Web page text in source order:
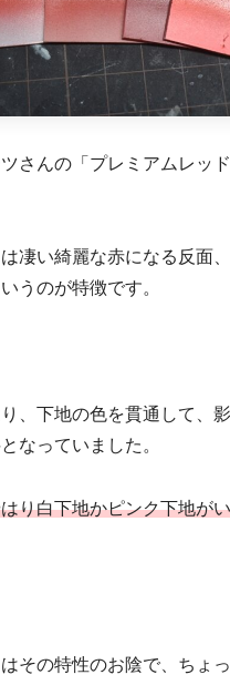
さんの「プレミアムレッ
凄い綺麗な赤になる反面
うのが特徴です。
、下地の色を貫通して、
なっていました。
り白下地かピンク下地が
その特性のお陰で、ちょ